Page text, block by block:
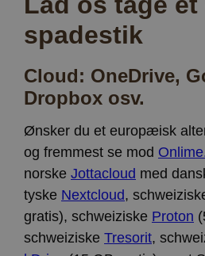
spadestik
Cloud: OneDrive,
Dropbox osv.
Ønsker du et europæisk
og fremmest se mod
norske Jottacloud med
tyske Nextcloud,
gratis), schweiziske Proton
schweiziske Tresorit,
wpEmojiSettingsSupports
ct_screen_info
apbct_page_hits
apbct_visible_fields
ct_fkp_timestamp
apbct_session_current_page
ct_checked_emails
apbct_existing_visitor
ct_checkjs
ct_timezone